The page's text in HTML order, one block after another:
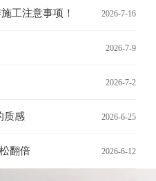
2026-7-16
工注意事项！
2026-7-9
2026-7-2
2026-6-25
质感
2026-6-12
翻倍